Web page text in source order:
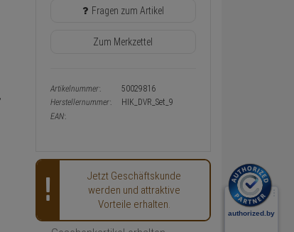
Fragen zum Artikel
Zum Merkzettel
Artikelnummer:
50029816
Herstellernummer:
HIK_DVR_Set_9
EAN:
Jetzt Geschäftskunde
werden und attraktive
Vorteile erhalten.